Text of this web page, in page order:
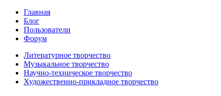
Главная
Блог
Пользователи
Форум
Литературное творчество
Музыкальное творчество
Научно-техническое творчество
Художественно-прикладное творчество